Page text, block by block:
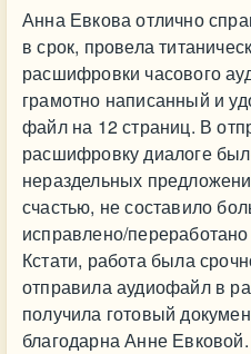
Анна Евкова отлично
в срок, провела
расшифровки часового
грамотно написанный и
файл на 12 страниц. В
расшифровку диалоге
нераздельных
счастью, не составило
исправлено/
Кстати, работа была
отправила аудиофайл в
получила готовый
благодарна Анне Евковой.